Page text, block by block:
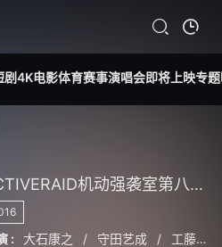
剧4K电影体育赛事演唱会即将上映专题
ACTIVERAID机动强袭室第八组第一季
: 大石康之 / 守田艺成 /
工藤宽显